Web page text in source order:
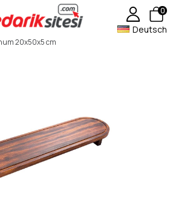
Deutsch
0
20x50x5 cm